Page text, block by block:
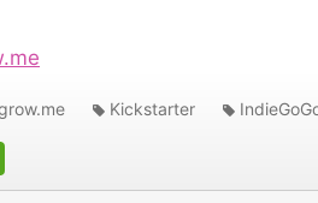
Kickstarter